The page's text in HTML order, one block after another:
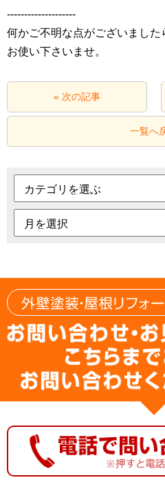
‐‐‐‐‐‐‐‐‐‐‐‐‐‐‐‐‐‐‐‐
何かご不明な点がございまし
お使い下さいませ。
« 次の記事
一覧へ